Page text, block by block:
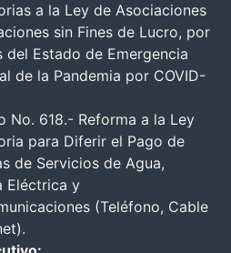
a la Ley de Asociaciones
sin Fines de Lucro, por
del Estado de Emergencia
de la Pandemia por COVID-
No. 618.- Reforma a la Ley
para Diferir el Pago de
de Servicios de Agua,
Eléctrica y
(Teléfono, Cable